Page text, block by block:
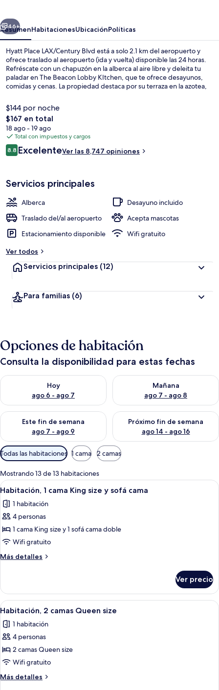
Siguiente
46+
ResumenHabitacionesUbicaciónPolíticas
Hyatt Place LAX/Century Blvd está a solo 2.1 km del aeropuerto y
ofrece traslado al aeropuerto (ida y vuelta) disponible las 24 horas.
Refréscate con un chapuzón en la alberca al aire libre y deleita tu
paladar en The Beacon Lobby KItchen, que te ofrece desayunos,
comidas y cenas. La propiedad destaca por su terraza en la azotea,
cómodas y el personal amable reciben muy buenas calificaciones de
otros visitantes. La propiedad está a una corta distancia a pie de
algunas opciones de transporte público: Aviation/Century Station
está a 13 minutos.
$144 por noche
El
precio
total
es
de
$167 en total
18 ago - 19 ago
Total con impuestos y cargos
Opiniones
8.88.8 de 10,
ExcelenteVer las 8,747 opiniones
Servicios principales
Alberca
Desayuno incluido
Traslado del/al aeropuerto
Acepta mascotas
Estacionamiento disponible
Wifi gratuito
Ver todos
Servicios principales (12)
Para familias (6)
Opciones de habitación
Consulta la disponibilidad para estas fechas
Hoy
ago 6 - ago 7
Consulta la disponibilidad para hoy ago 6 - ago 7
Mañana
ago 7 - ago 8
Consulta la disponibilidad
Este fin de semana
ago 7 - ago 9
Consulta la disponibilidad para este fin de semana ago 7 -
Próximo fin de semana
ago 14 - ago 16
Consulta la disponibilidad
Filtros
disponibles
para
las
habitaciones
Todas las habitaciones 1 cama 2 camas
Mostrando 13 de 13 habitaciones
Abrir
todas
las
fotos
de
Habitación,
1
cama
size
sofá
cama
Habitación de hotel con una cama
4
Habitación, 1 cama King size y sofá cama
1 habitación
4 personas
1 cama King size y 1 sofá cama doble
Wifi gratuito
Más detalles
Más
1
cama
King
y
sofá
Ver precio
Abrir
todas
las
fotos
de
Habitación,
2
camas
Habitación de hotel con dos camas,
5
Habitación, 2 camas Queen size
1 habitación
4 personas
2 camas Queen size
Wifi gratuito
Más detalles
Más